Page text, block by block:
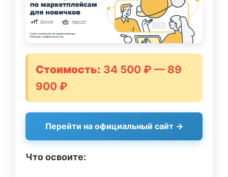
Стоимость: 34 500 ₽ — 89
900 ₽
Перейти на официальный сайт →
Что освоите: